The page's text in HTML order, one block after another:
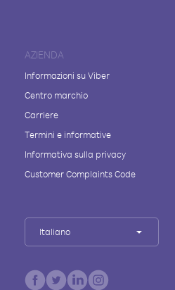
AZIENDA
Informazioni su Viber
Centro marchio
Carriere
Termini e informative
Informativa sulla privacy
Customer Complaints Code
Italiano